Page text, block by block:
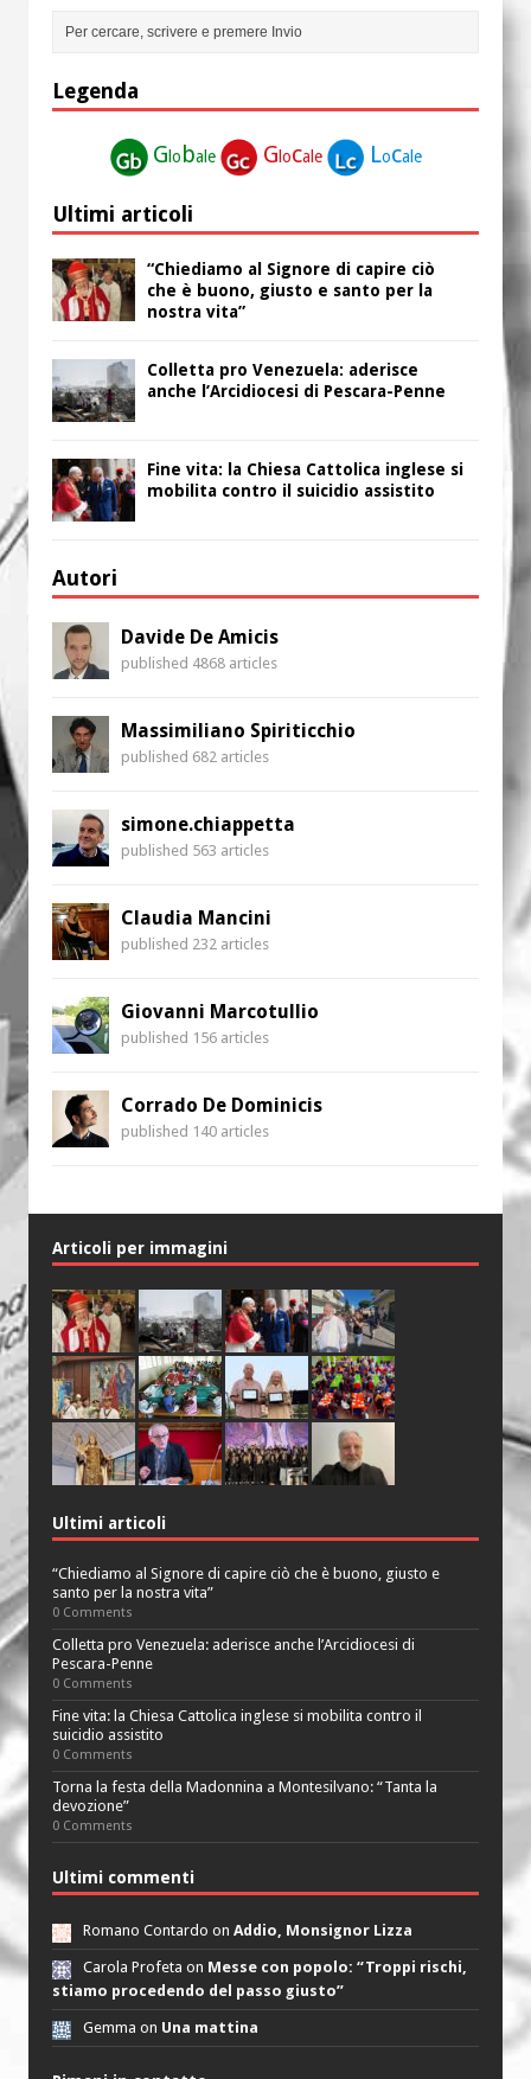
Legenda
Globale Glocale Locale
Ultimi articoli
“Chiediamo al Signore di capire ciò
che è buono, giusto e santo per la
nostra vita”
Colletta pro Venezuela: aderisce
anche l’Arcidiocesi di Pescara-Penne
Fine vita: la Chiesa Cattolica inglese si
mobilita contro il suicidio assistito
Autori
Davide De Amicis
published 4868 articles
Massimiliano Spiriticchio
published 682 articles
simone.chiappetta
published 563 articles
Claudia Mancini
published 232 articles
Giovanni Marcotullio
published 156 articles
Corrado De Dominicis
published 140 articles
Articoli per immagini
Ultimi articoli
“Chiediamo al Signore di capire ciò che è buono, giusto e
santo per la nostra vita”
0 Comments
Colletta pro Venezuela: aderisce anche l’Arcidiocesi di
Pescara-Penne
0 Comments
Fine vita: la Chiesa Cattolica inglese si mobilita contro il
suicidio assistito
0 Comments
Torna la festa della Madonnina a Montesilvano: “Tanta la
devozione”
0 Comments
Ultimi commenti
Romano Contardo on Addio, Monsignor Lizza
Carola Profeta on Messe con popolo: “Troppi rischi,
stiamo procedendo del passo giusto”
Gemma on Una mattina